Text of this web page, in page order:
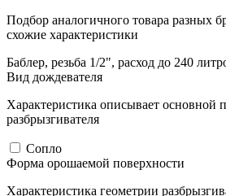
Подбор аналогичного товара разных
схожие характеристики
Баблер, резьба 1/2", расход до 240
Вид дождевателя
Характеристика описывает основной
разбрызгивателя
Сопло
Форма орошаемой поверхности
Характеристика геометрии